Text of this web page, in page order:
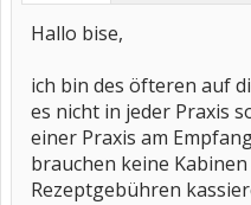
Hallo bise,
ich bin des öfteren auf
es nicht in jeder Praxis
einer Praxis am
brauchen keine
Rezeptgebühren